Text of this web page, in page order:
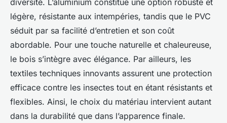
diversité. L’aluminium constitue une option robuste et
légère, résistante aux intempéries, tandis que le PVC
séduit par sa facilité d’entretien et son coût
abordable. Pour une touche naturelle et chaleureuse,
le bois s’intègre avec élégance. Par ailleurs, les
textiles techniques innovants assurent une protection
efficace contre les insectes tout en étant résistants et
flexibles. Ainsi, le choix du matériau intervient autant
dans la durabilité que dans l’apparence finale.